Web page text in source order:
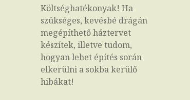
Költséghatékonyak! Ha
szükséges, kevésbé drágán
megépíthető háztervet
készítek, illetve tudom,
hogyan lehet építés során
elkerülni a sokba kerülő
hibákat!